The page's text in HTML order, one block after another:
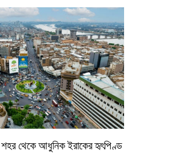
শহর থেকে আধুনিক ইরাকের হৃৎপিণ্ড